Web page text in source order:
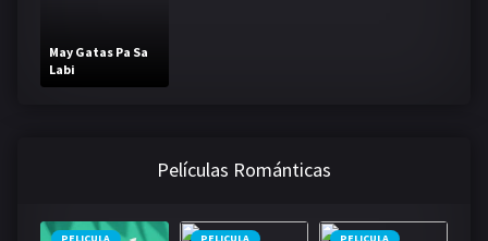
May Gatas Pa Sa
Labi
Películas Románticas
PELICULA PELICULA PELICULA